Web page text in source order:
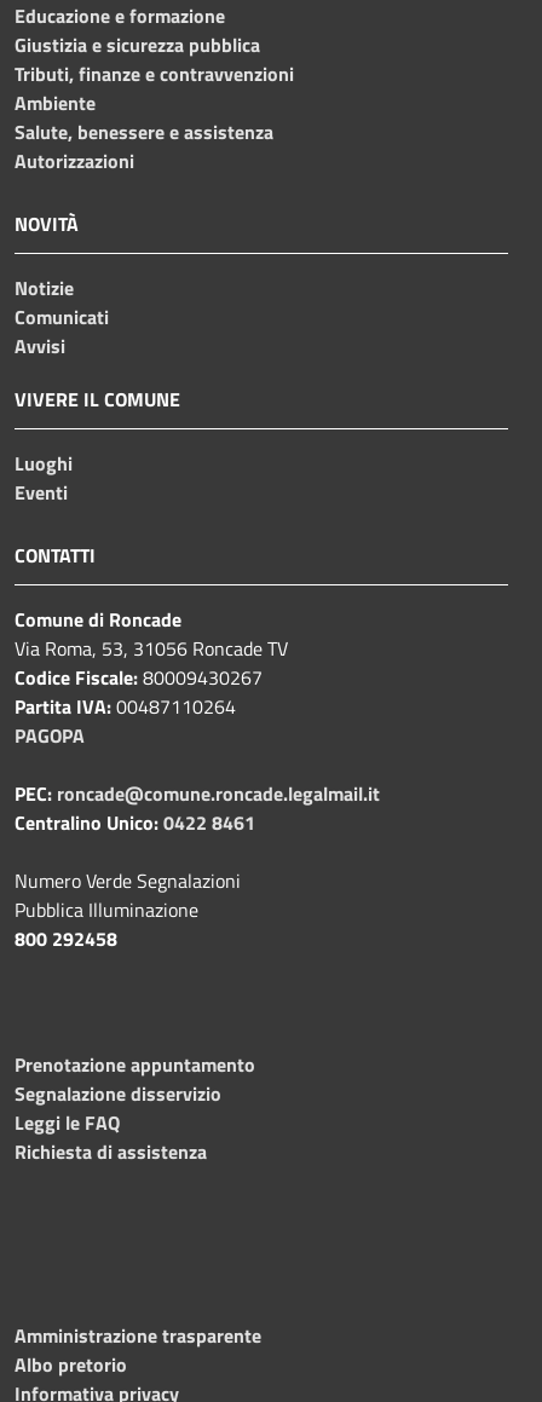
Educazione e formazione
Giustizia e sicurezza pubblica
Tributi, finanze e contravvenzioni
Ambiente
Salute, benessere e assistenza
Autorizzazioni
NOVITÀ
Notizie
Comunicati
Avvisi
VIVERE IL COMUNE
Luoghi
Eventi
CONTATTI
Comune di Roncade
Via Roma, 53, 31056 Roncade TV
Codice Fiscale:80009430267
Partita IVA:00487110264
PAGOPA
PEC: roncade@comune.roncade.legalmail.it
Centralino Unico:0422 8461
Numero Verde Segnalazioni
Pubblica Illuminazione
800 292458
Prenotazione appuntamento
Segnalazione disservizio
Leggi le FAQ
Richiesta di assistenza
Amministrazione trasparente
Albo pretorio
Informativa privacy